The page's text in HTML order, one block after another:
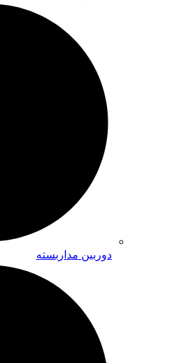
دوربین مداربسته